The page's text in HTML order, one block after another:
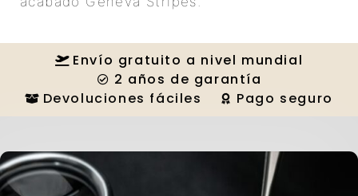
Envío gratuito a nivel mundial
2 años de garantía
Devoluciones fáciles
Pago seguro